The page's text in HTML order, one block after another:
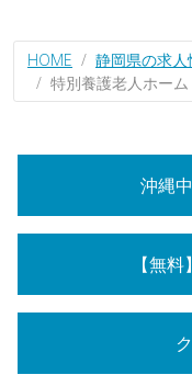
HOME 静岡県の求人
特別養護老人ホー
沖縄
【無